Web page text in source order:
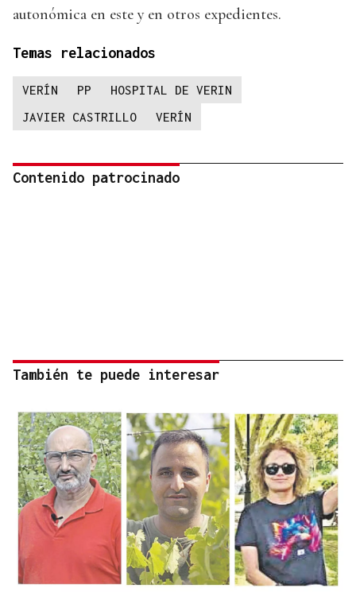
autonómica en este y en otros expedientes.
Temas relacionados
VERÍN PP
HOSPITAL DE VERIN
JAVIER CASTRILLO
VERÍN
Contenido patrocinado
También te puede interesar